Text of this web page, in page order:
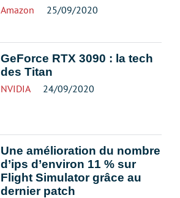
Amazon 25/09/2020
GeForce RTX 3090 : la tech
des Titan
NVIDIA 24/09/2020
Une amélioration du nombre
d’ips d’environ 11 % sur
Flight Simulator grâce au
dernier patch